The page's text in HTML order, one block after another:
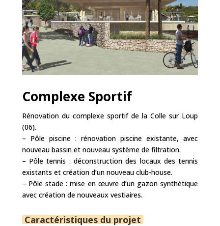
Complexe Sportif
Rénovation du complexe sportif de la Colle sur Loup
(06).
– Pôle piscine : rénovation piscine existante, avec
nouveau bassin et nouveau système de filtration.
– Pôle tennis : déconstruction des locaux des tennis
existants et création d’un nouveau club-house.
– Pôle stade : mise en œuvre d’un gazon synthétique
avec création de nouveaux vestiaires.
Caractéristiques du projet